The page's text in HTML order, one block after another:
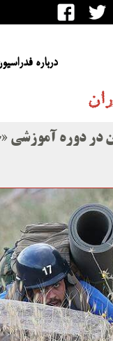
درباره
در دوره آموزشی